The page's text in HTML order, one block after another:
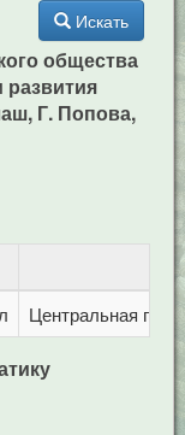
Искать
общества
Г. Попова,
Центральная